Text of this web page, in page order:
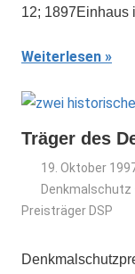
12; 1897Einhaus
Weiterlesen
Träger des
19. Oktober
Denkmalschutz
Preisträger DSP